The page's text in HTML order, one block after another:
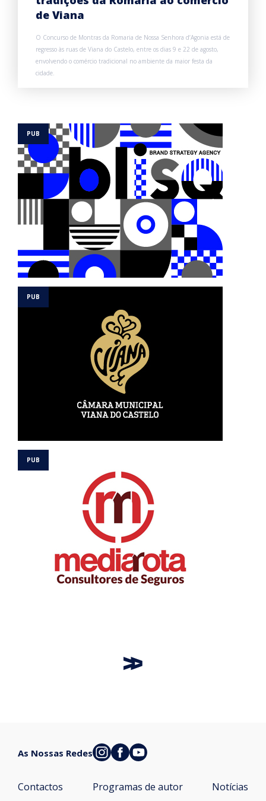
de Viana
O Concurso de Montras da Romaria de Nossa Senhora d’Agonia está de
regresso às ruas de Viana do Castelo, entre os dias 9 e 22 de agosto,
envolvendo o comércio tradicional no ambiente da maior festa da
cidade.
Contactos Programas de autor Notícias
As Nossas Redes